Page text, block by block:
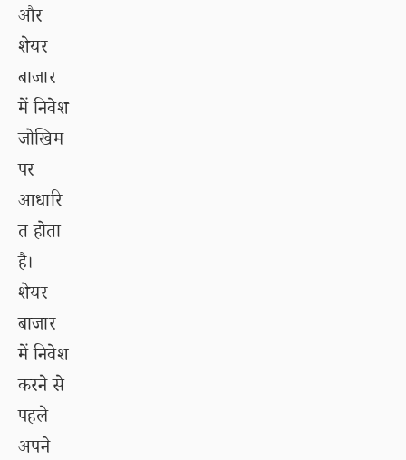
और
शेयर
बाजार
में निवेश
जोखिम
पर
आधारि
त होता
है।
शेयर
बाजार
में निवेश
करने से
पहले
अपने